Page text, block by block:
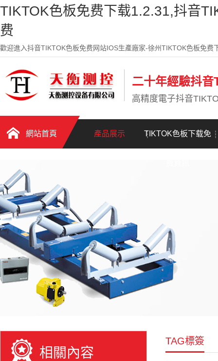
TIKTOK色板免费下载1.2.31,抖音
费
歡迎進入抖音TIKTOK色板免费网站IOS生產廠家-徐州TIKTOK色板免费
二十年經驗抖
高精度電子抖音
網站首頁 產品展示 TIKTOK色板下载免
相關內容
TAG標簽